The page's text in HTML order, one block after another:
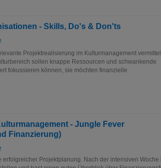
- Skills, Do's & Don'ts
Projektrealisierung im Kulturmanagement
sollen knappe Ressourcen und schwankende
fokussieren können, sie möchten finanzielle
- Jungle Fever
Finanzierung)
erfolgreicher ­Projektplanung. Nach der intensiven Woche